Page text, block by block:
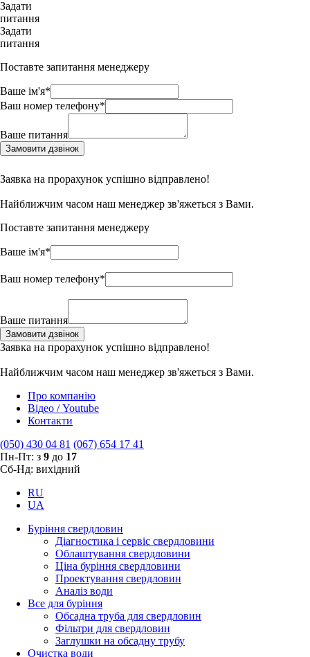
Задати
питання
Задати
питання
Поставте запитання менеджеру
Ваше ім'я*
Ваш номер телефону*
Ваше питання
Замовити дзвінок
Заявка на прорахунок успішно відправлено!
Найближчим часом наш менеджер зв'яжеться з Вами.
Поставте запитання менеджеру
Ваше ім'я*
Ваш номер телефону*
Ваше питання
Замовити дзвінок
Заявка на прорахунок успішно відправлено!
Найближчим часом наш менеджер зв'яжеться з Вами.
Про компанію
Відео / Youtube
Контакти
(050) 430 04 81 (067) 654 17 41
Пн-Пт: з 9 до 17
Сб-Нд: вихідний
RU
UA
Буріння свердловин
Діагностика і сервіс свердловини
Облаштування свердловини
Ціна буріння свердловини
Проектування свердловин
Аналіз води
Все для буріння
Обсадна труба для свердловин
Фільтри для свердловин
Заглушки на обсадну трубу
Очистка води